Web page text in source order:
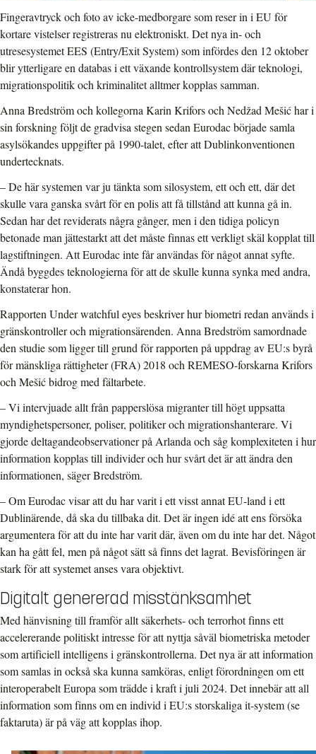
Fingeravtryck och foto av icke-medborgare som reser in i EU för
kortare vistelser registreras nu elektroniskt. Det nya in- och
utresesystemet EES (Entry/Exit System) som infördes den 12 oktober
blir ytterligare en databas i ett växande kontrollsystem där teknologi,
migrationspolitik och kriminalitet alltmer kopplas samman.
Anna Bredström och kollegorna Karin Krifors och Nedžad Mešić har i
sin forskning följt de gradvisa stegen sedan Eurodac började samla
asylsökandes uppgifter på 1990-talet, efter att Dublinkonventionen
undertecknats.
– De här systemen var ju tänkta som silosystem, ett och ett, där det
skulle vara ganska svårt för en polis att få tillstånd att kunna gå in.
Sedan har det reviderats några gånger, men i den tidiga policyn
betonade man jättestarkt att det måste finnas ett verkligt skäl kopplat till
lagstiftningen. Att Eurodac inte får användas för något annat syfte.
Ändå byggdes teknologierna för att de skulle kunna synka med andra,
konstaterar hon.
Rapporten Under watchful eyes beskriver hur biometri redan används i
gränskontroller och migrationsärenden. Anna Bredström samordnade
den studie som ligger till grund för rapporten på uppdrag av EU:s byrå
för mänskliga rättigheter (FRA) 2018 och REMESO-forskarna Krifors
och Mešić bidrog med fältarbete.
– Vi intervjuade allt från papperslösa migranter till högt uppsatta
myndighetspersoner, poliser, politiker och migrationshanterare. Vi
gjorde deltagandeobservationer på Arlanda och såg komplexiteten i hur
information kopplas till individer och hur svårt det är att ändra den
informationen, säger Bredström.
– Om Eurodac visar att du har varit i ett visst annat EU-land i ett
Dublinärende, då ska du tillbaka dit. Det är ingen idé att ens försöka
argumentera för att du inte har varit där, även om du inte har det. Något
kan ha gått fel, men på något sätt så finns det lagrat. Bevisföringen är
stark för att systemet anses vara objektivt.
Digitalt genererad misstänksamhet
Med hänvisning till framför allt säkerhets- och terrorhot finns ett
accelererande politiskt intresse för att nyttja såväl biometriska metoder
som artificiell intelligens i gränskontrollerna. Det nya är att information
som samlas in också ska kunna samköras, enligt förordningen om ett
interoperabelt Europa som trädde i kraft i juli 2024. Det innebär att all
information som finns om en individ i EU:s storskaliga it-system (se
faktaruta) är på väg att kopplas ihop.